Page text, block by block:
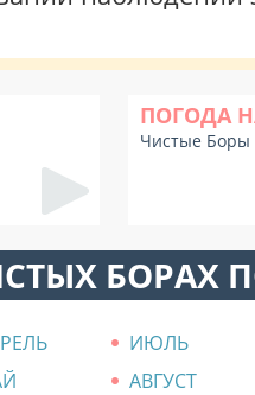
ПОГОДА
Чистые Боры
БОРАХ
ИЮЛЬ
АВГУСТ